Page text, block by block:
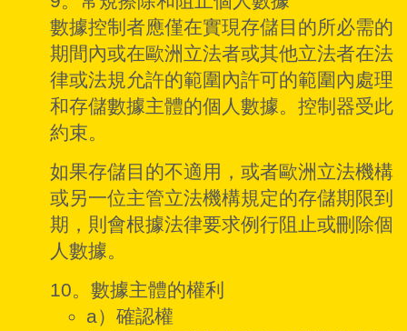
數據控制者應僅在實現存儲目的所必需的
期間內或在歐洲立法者或其他立法者在法
律或法規允許的範圍內許可的範圍內處理
和存儲數據主體的個人數據。控制器受此
約束。
如果存儲目的不適用，或者歐洲立法機構
或另一位主管立法機構規定的存儲期限到
期，則會根據法律要求例行阻止或刪除個
人數據。
10。數據主體的權利
a）確認權